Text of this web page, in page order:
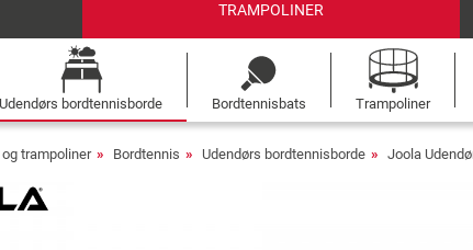
TRAMPOLINER
Udendørs bordtennisborde Bordtennisbats Trampoliner
trampoliner Bordtennis Udendørs bordtennisborde Joola